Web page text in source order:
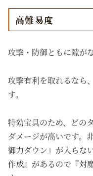
高難易度
攻撃・防御ともに隙が
攻撃有利を取れるなら
す。
特効宝具のため、どの
ダメージが高いです。
御力ダウン』が入らな
作成』があるので『対